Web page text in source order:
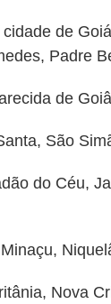
de
Padre
de
São
do Céu,
Nova